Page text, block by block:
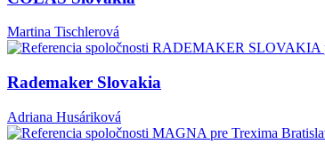
Martina Tischlerová
Rademaker Slovakia
Adriana Husáriková